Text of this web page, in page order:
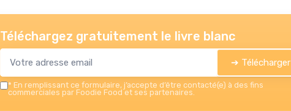
Téléchargez gratuitement le livre blanc
➔ Télécharger
* En remplissant ce formulaire, j’accepte d’être contacté(e) à des fins
commerciales par Foodie Food et ses partenaires.